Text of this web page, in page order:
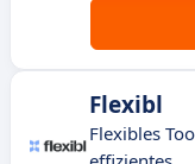
Flexibl
Flexibles